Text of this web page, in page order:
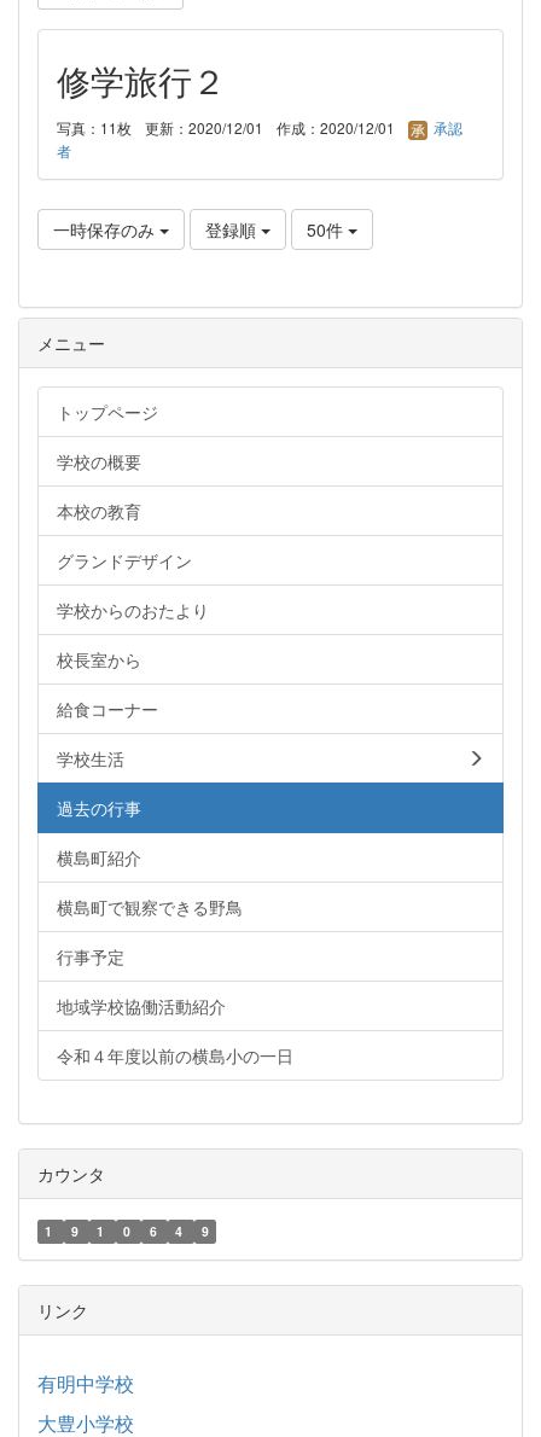
修学旅行２
写真：11枚 更新：2020/12/01 作成：2020/12/01
承認
者
一時保存のみ 登録順 50件
メニュー
トップページ
学校の概要
本校の教育
グランドデザイン
学校からのおたより
校長室から
給食コーナー
学校生活
過去の行事
横島町紹介
横島町で観察できる野鳥
行事予定
地域学校協働活動紹介
令和４年度以前の横島小の一日
カウンタ
1 9 1 0 6 4 9
リンク
有明中学校
大豊小学校